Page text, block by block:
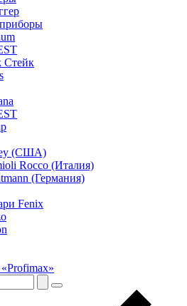
Стейк
(США)
Rocco (Италия)
(Германия)
Fenix